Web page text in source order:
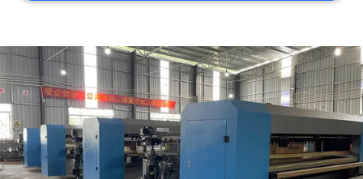
HARITASI
GIZLILIK
POLITIKASI